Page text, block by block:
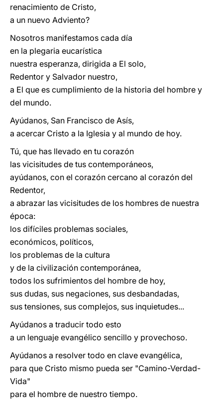
renacimiento de Cristo,
a un nuevo Adviento?
Nosotros manifestamos cada día
en la plegaria eucarística
nuestra esperanza, dirigida a El solo,
Redentor y Salvador nuestro,
a El que es cumplimiento de la historia del hombre y
del mundo.
Ayúdanos, San Francisco de Asís,
a acercar Cristo a la Iglesia y al mundo de hoy.
Tú, que has llevado en tu corazón
las vicisitudes de tus contemporáneos,
ayúdanos, con el corazón cercano al corazón del
Redentor,
a abrazar las vicisitudes de los hombres de nuestra
época:
los difíciles problemas sociales,
económicos, políticos,
los problemas de la cultura
y de la civilización contemporánea,
todos los sufrimientos del hombre de hoy,
sus dudas, sus negaciones, sus desbandadas,
sus tensiones, sus complejos, sus inquietudes...
Ayúdanos a traducir todo esto
a un lenguaje evangélico sencillo y provechoso.
Ayúdanos a resolver todo en clave evangélica,
para que Cristo mismo pueda ser "Camino-Verdad-
Vida"
para el hombre de nuestro tiempo.